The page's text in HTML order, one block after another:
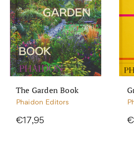
The Garden Book
Phaidon Editors
€17,95